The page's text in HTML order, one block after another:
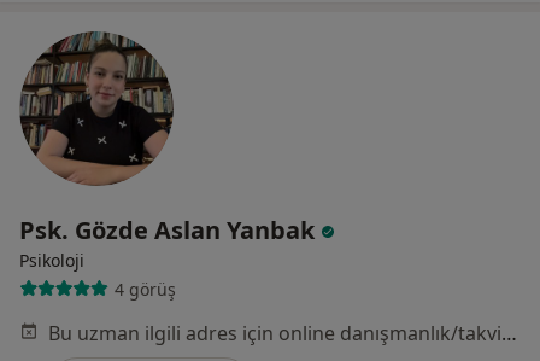
Psk. Gözde Aslan Yanbak
Psikoloji
4 görüş
Bu uzman ilgili adres için online danışmanlık/takvim sunmuyor.